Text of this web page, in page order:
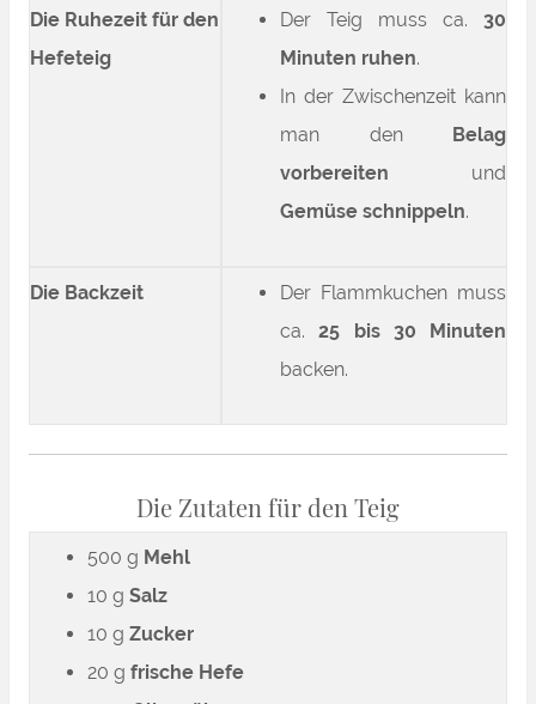
Die Ruhezeit für den
Hefeteig
Der Teig muss ca. 30
Minuten ruhen.
In der Zwischenzeit kann
man den
Belag
vorbereiten und
Gemüse schnippeln.
Die Backzeit
Der Flammkuchen muss
ca.25 bis 30 Minuten
backen.
Die Zutaten für den Teig
500 g Mehl
10 g Salz
10 g Zucker
20 g frische Hefe